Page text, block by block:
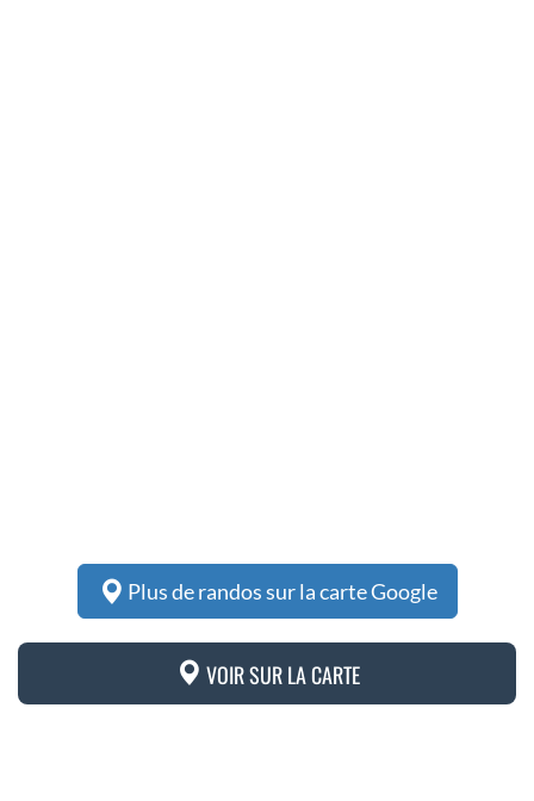
Plus de randos sur la carte Google
VOIR SUR LA CARTE